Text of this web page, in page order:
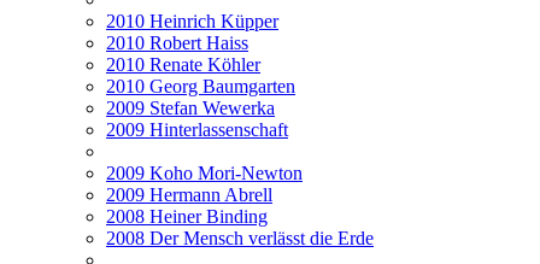
2010 Heinrich Küpper
2010 Robert Haiss
2010 Renate Köhler
2010 Georg Baumgarten
2009 Stefan Wewerka
2009 Hinterlassenschaft
2009 Koho Mori-Newton
2009 Hermann Abrell
2008 Heiner Binding
2008 Der Mensch verlässt die Erde